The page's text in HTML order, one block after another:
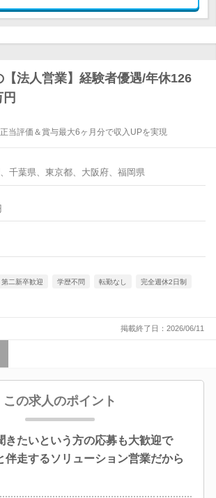
【法人営業】経験者優遇/年休126
当評価＆賞与最大6ヶ月分で収入UPを実現
千葉県、東京都、大阪府、福岡県
第二新卒歓迎 学歴不問 転勤なし 完全週休2日制
掲載終了日：2026/06/11
この求人のポイント
きたいという方の応募も大歓迎で
伴走するソリューション営業だから